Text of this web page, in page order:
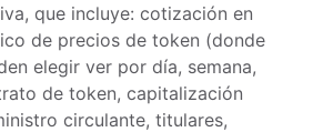
que incluye: cotización en
de precios de token (donde
elegir ver por día, semana,
de token, capitalización
circulante, titulares,